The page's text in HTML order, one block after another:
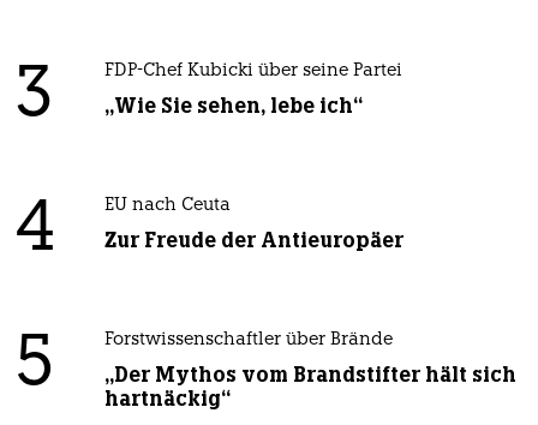
3 FDP-Chef Kubicki über seine Partei
„Wie Sie sehen, lebe ich“
4 EU nach Ceuta
Zur Freude der Antieuropäer
5 Forstwissenschaftler über Brände
„Der Mythos vom Brandstifter hält sich
hartnäckig“